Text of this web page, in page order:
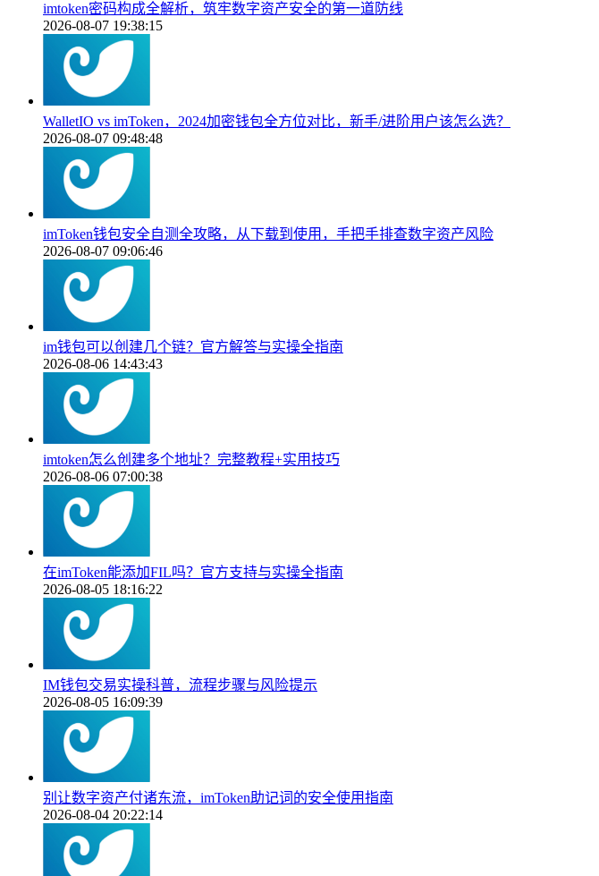
imtoken密码构成全解析，筑牢数字资产安全的第一道防线
2026-08-07 19:38:15
WalletIO vs imToken，2024加密钱包全方位对比，新手/进阶用户该怎么选？
2026-08-07 09:48:48
imToken钱包安全自测全攻略，从下载到使用，手把手排查数字资产风险
2026-08-07 09:06:46
im钱包可以创建几个链？官方解答与实操全指南
2026-08-06 14:43:43
imtoken怎么创建多个地址？完整教程+实用技巧
2026-08-06 07:00:38
在imToken能添加FIL吗？官方支持与实操全指南
2026-08-05 18:16:22
IM钱包交易实操科普，流程步骤与风险提示
2026-08-05 16:09:39
别让数字资产付诸东流，imToken助记词的安全使用指南
2026-08-04 20:22:14